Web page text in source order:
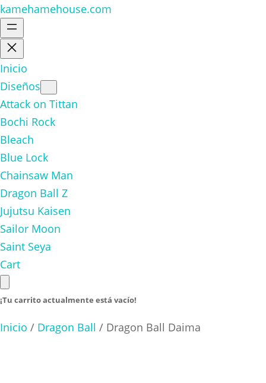
kamehamehouse.com
Inicio
Diseños
Attack on Tittan
Bochi Rock
Bleach
Blue Lock
Chainsaw Man
Dragon Ball Z
Jujutsu Kaisen
Sailor Moon
Saint Seya
Cart
¡Tu carrito actualmente está vacío!
Inicio / Dragon Ball / Dragon Ball Daima